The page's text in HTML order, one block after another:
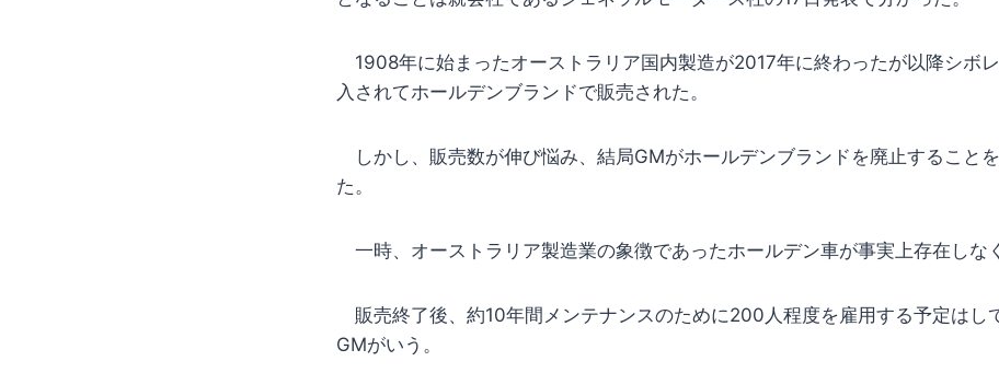
1908年に始まったオーストラリア国内製造が2017年に終わったが以降シボ
入されてホールデンブランドで販売された。
しかし、販売数が伸び悩み、結局GMがホールデンブランドを廃止すること
た。
一時、オーストラリア製造業の象徴であったホールデン車が事実上存在しな
販売終了後、約10年間メンテナンスのために200人程度を雇用する予定はし
GMがいう。